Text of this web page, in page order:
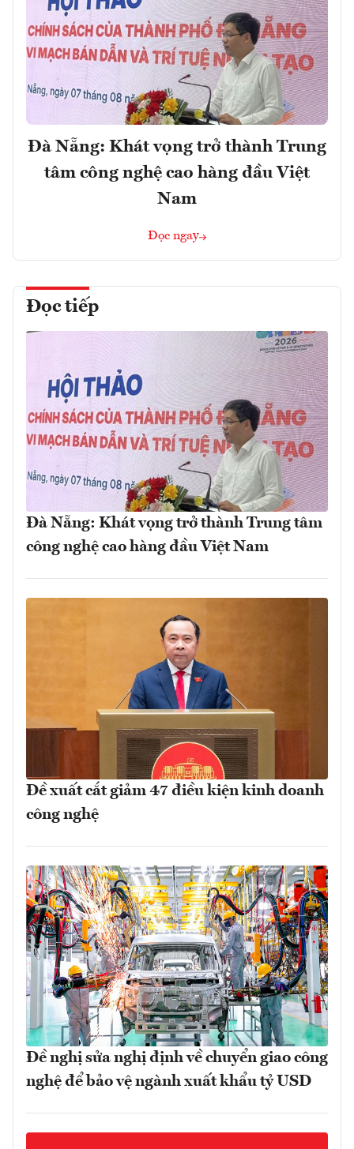
Đà Nẵng: Khát vọng trở thành Trung
tâm công nghệ cao hàng đầu Việt
Nam
Đọc ngay
Đọc tiếp
Đà Nẵng: Khát vọng trở thành Trung tâm
công nghệ cao hàng đầu Việt Nam
Đề xuất cắt giảm 47 điều kiện kinh doanh
công nghệ
Đề nghị sửa nghị định về chuyển giao công
nghệ để bảo vệ ngành xuất khẩu tỷ USD